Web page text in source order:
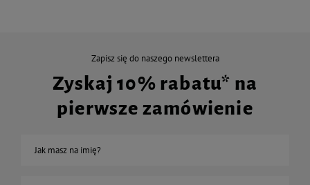
Zapisz się do naszego newslettera
Zyskaj 10% rabatu* na
pierwsze zamówienie
Jak masz na imię?